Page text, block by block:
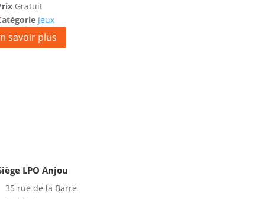
Gratuit
Jeux
savoir plus
LPO Anjou
35 rue de la Barre